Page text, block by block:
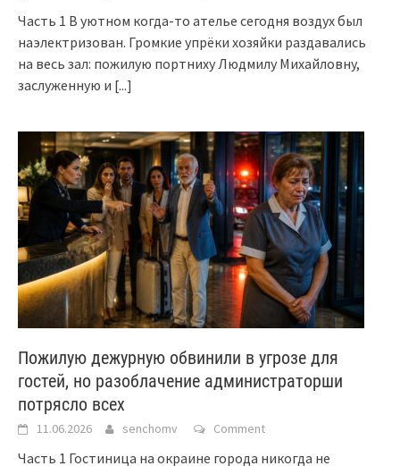
Часть 1 В уютном когда-то ателье сегодня воздух был
наэлектризован. Громкие упрёки хозяйки раздавались
на весь зал: пожилую портниху Людмилу Михайловну,
заслуженную и [...]
Пожилую дежурную обвинили в угрозе для
гостей, но разоблачение администраторши
потрясло всех
11.06.2026 senchomv Comment
Часть 1 Гостиница на окраине города никогда не